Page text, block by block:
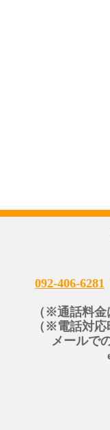
092-406-6281
（※通話料
（※電話対
メールで